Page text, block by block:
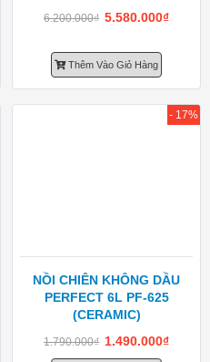
6.200.000₫ 5.580.000₫
Thêm Vào Giỏ Hàng
NỒI CHIÊN KHÔNG DẦU
PERFECT 6L PF-625
(CERAMIC)
1.790.000₫ 1.490.000₫
- 17%